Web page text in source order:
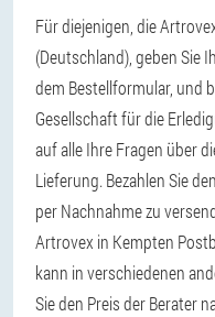
Für diejenigen, die
(Deutschland), geben Sie
dem Bestellformular, und
Gesellschaft für die
auf alle Ihre Fragen über
Lieferung. Bezahlen Sie
per Nachnahme zu
Artrovex in Kempten
kann in verschiedenen
Sie den Preis der Berater